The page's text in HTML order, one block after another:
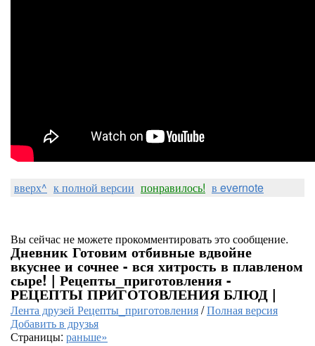
вверх^ к полной версии понравилось! в evernote
Вы сейчас не можете прокомментировать это сообщение.
Дневник Готовим отбивные вдвойне
вкуснее и сочнее - вся хитрость в плавленом
сыре! | Рецепты_приготовления -
РЕЦЕПТЫ ПРИГОТОВЛЕНИЯ БЛЮД |
Лента друзей Рецепты_приготовления/Полная версия
Добавить в друзья
Страницы: раньше»